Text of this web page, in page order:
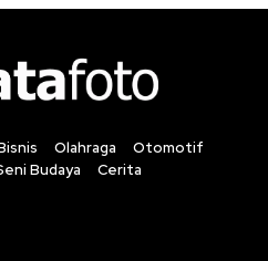
Olahraga
Otomotif
Budaya Cerita